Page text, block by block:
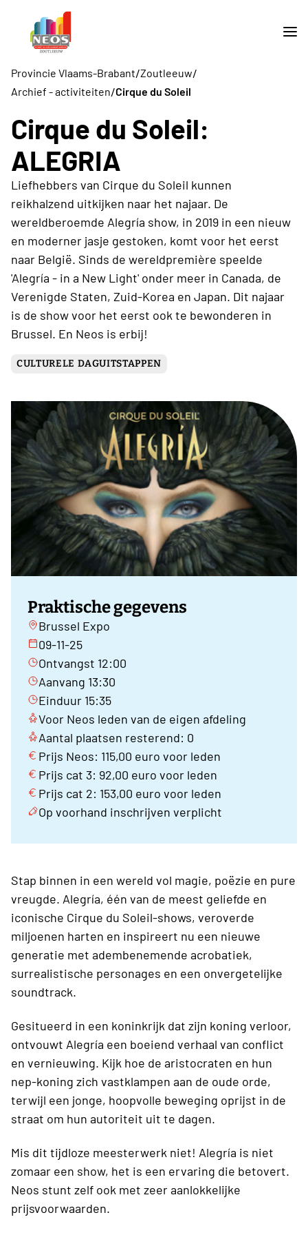
Provincie Vlaams-Brabant/Zoutleeuw/
Archief - activiteiten/Cirque du Soleil
Cirque du Soleil:
ALEGRIA
Liefhebbers van Cirque du Soleil kunnen
reikhalzend uitkijken naar het najaar. De
wereldberoemde Alegría show, in 2019 in een nieuw
en moderner jasje gestoken, komt voor het eerst
naar België. Sinds de wereldpremière speelde
'Alegría - in a New Light' onder meer in Canada, de
Verenigde Staten, Zuid-Korea en Japan. Dit najaar
is de show voor het eerst ook te bewonderen in
Brussel. En Neos is erbij!
CULTURELE DAGUITSTAPPEN
Praktische gegevens
Brussel Expo
09-11-25
Ontvangst 12:00
Aanvang 13:30
Einduur 15:35
Voor Neos leden van de eigen afdeling
Aantal plaatsen resterend: 0
Prijs Neos: 115,00 euro voor leden
Prijs cat 3: 92,00 euro voor leden
Prijs cat 2: 153,00 euro voor leden
Op voorhand inschrijven verplicht
Stap binnen in een wereld vol magie, poëzie en pure
vreugde. Alegría, één van de meest geliefde en
iconische Cirque du Soleil-shows, veroverde
miljoenen harten en inspireert nu een nieuwe
generatie met adembenemende acrobatiek,
surrealistische personages en een onvergetelijke
soundtrack.
Gesitueerd in een koninkrijk dat zijn koning verloor,
ontvouwt Alegría een boeiend verhaal van conflict
en vernieuwing. Kijk hoe de aristocraten en hun
nep-koning zich vastklampen aan de oude orde,
terwijl een jonge, hoopvolle beweging oprijst in de
straat om hun autoriteit uit te dagen.
Mis dit tijdloze meesterwerk niet! Alegría is niet
zomaar een show, het is een ervaring die betovert.
Neos stunt zelf ook met zeer aanlokkelijke
prijsvoorwaarden.